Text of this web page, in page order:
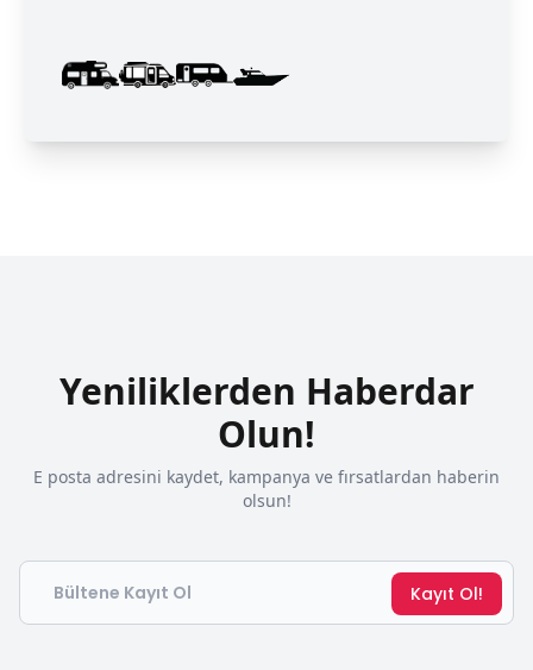
Yeniliklerden Haberdar
Olun!
E posta adresini kaydet, kampanya ve fırsatlardan haberin
olsun!
Email
Kayıt Ol!